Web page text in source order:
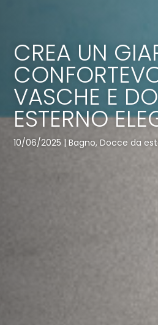
CREA UN
VASCHE E
ESTERNO
10/06/2025 |Bagno,Docce da